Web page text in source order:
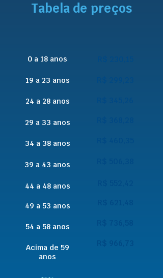
Tabela de preços
0 a 18 anos
19 a 23 anos
24 a 28 anos
29 a 33 anos
34 a 38 anos
39 a 43 anos
44 a 48 anos
49 a 53 anos
54 a 58 anos
Acima de 59
anos